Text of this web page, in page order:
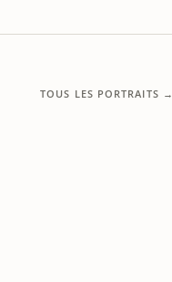
TOUS LES PORTRAITS →